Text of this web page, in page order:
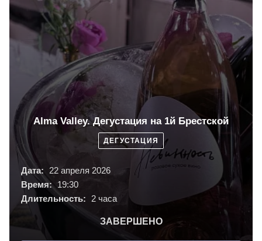
Alma Valley. Дегустация на 1й Брестской
ДЕГУСТАЦИЯ
Дата:
22 апреля 2026
Время: 19:30
Длительность:
2 часа
ЗАВЕРШЕНО